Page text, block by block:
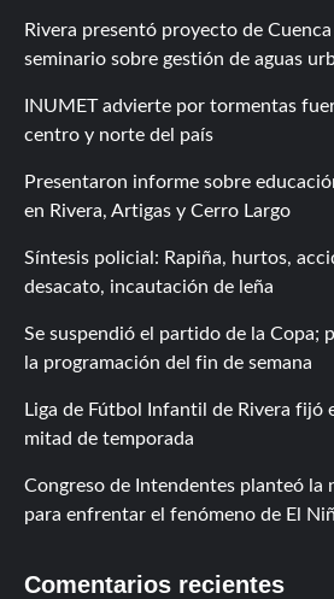
Rivera presentó proyecto de
seminario sobre gestión de aguas
INUMET advierte por tormentas
centro y norte del país
Presentaron informe sobre
en Rivera, Artigas y Cerro Largo
Síntesis policial: Rapiña, hurtos,
desacato, incautación de leña
Se suspendió el partido de la Copa;
la programación del fin de semana
Liga de Fútbol Infantil de Rivera fijó
mitad de temporada
Congreso de Intendentes planteó la
para enfrentar el fenómeno de El
Comentarios recientes